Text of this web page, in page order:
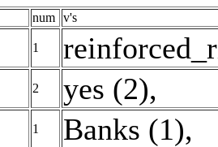
num v's
1
2 yes (2),
1 Banks (1),